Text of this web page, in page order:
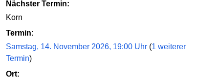
Nächster Termin:
Korn
Termin:
Samstag, 14. November 2026, 19:00 Uhr (1 weiterer
Termin)
Ort: